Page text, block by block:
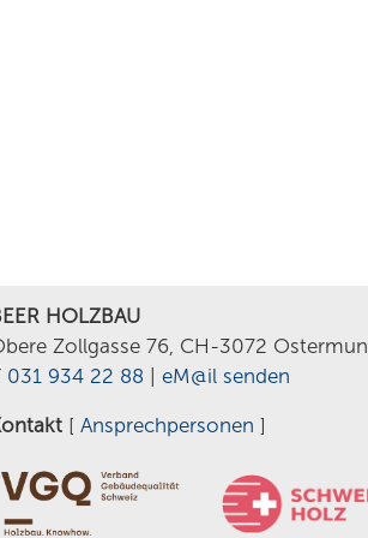
HOLZBAU
Zollgasse 76, CH-3072
031 934 22 88 eM@il senden
[ Ansprechpersonen ]